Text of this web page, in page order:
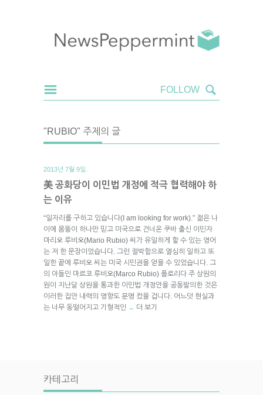
"RUBIO" 주제의 글
2013년 7월 9일.
美 공화당이 이민법 개정에 적극 협력해야 하
는 이유
“일자리를 구하고 있습니다(I am looking for work).” 젊은 나
이에 몸뚱이 하나만 믿고 미국으로 건너온 쿠바 출신 이민자
마리오 루비오(Mario Rubio) 씨가 유일하게 할 수 있는 영어
는 저 한 문장이었습니다. 그런 절박함으로 열심히 일하고 또
일한 끝에 루비오 씨는 미국 시민권을 얻을 수 있었습니다. 그
의 아들인 마르코 루비오(Marco Rubio) 플로리다 주 상원의
원이 지난달 상원을 통과한 이민법 개정안을 공동발의한 것은
이러한 집안 내력의 영향도 분명 컸을 겁니다. 어느덧 현실과
는 너무 동떨어지고 기형적인 → 더 보기
카테고리